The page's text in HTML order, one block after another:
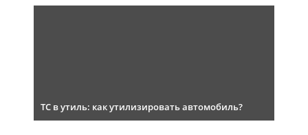
ТС в утиль: как утилизировать автомобиль?